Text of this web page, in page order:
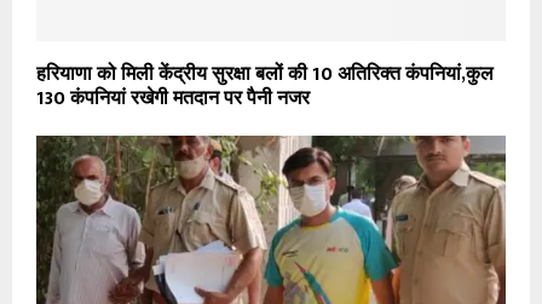
हरियाणा को मिली केंद्रीय सुरक्षा बलों की 10 अतिरिक्त कंपनियां,कुल
130 कंपनियां रखेगी मतदान पर पैनी नजर